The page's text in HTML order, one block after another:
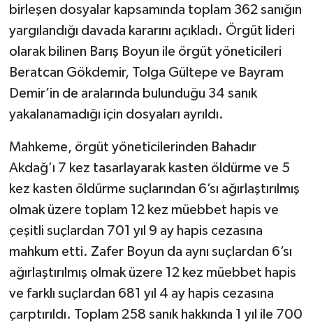
birleşen dosyalar kapsamında toplam 362 sanığın
yargılandığı davada kararını açıkladı. Örgüt lideri
olarak bilinen Barış Boyun ile örgüt yöneticileri
Beratcan Gökdemir, Tolga Gültepe ve Bayram
Demir’in de aralarında bulunduğu 34 sanık
yakalanamadığı için dosyaları ayrıldı.
Mahkeme, örgüt yöneticilerinden Bahadır
Akdağ’ı 7 kez tasarlayarak kasten öldürme ve 5
kez kasten öldürme suçlarından 6’sı ağırlaştırılmış
olmak üzere toplam 12 kez müebbet hapis ve
çeşitli suçlardan 701 yıl 9 ay hapis cezasına
mahkum etti. Zafer Boyun da aynı suçlardan 6’sı
ağırlaştırılmış olmak üzere 12 kez müebbet hapis
ve farklı suçlardan 681 yıl 4 ay hapis cezasına
çarptırıldı. Toplam 258 sanık hakkında 1 yıl ile 700